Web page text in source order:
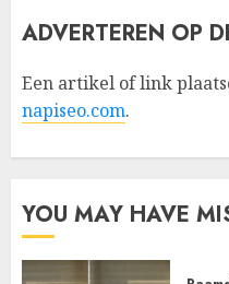
ADVERTEREN OP
Een artikel of link
napiseo.com.
YOU MAY HAVE